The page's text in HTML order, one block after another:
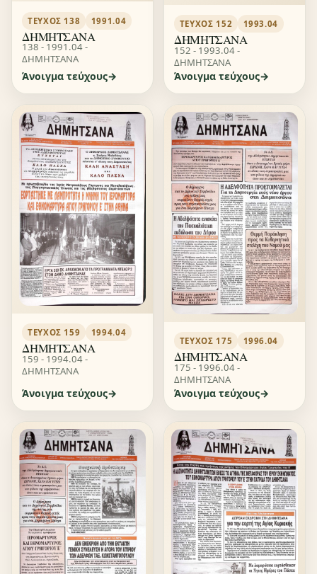
ΤΕΎΧΟΣ 138 1991.04
ΔΗΜΗΤΣΑΝΑ
138 - 1991.04 -
ΔΗΜΗΤΣΑΝΑ
Άνοιγμα τεύχους
ΤΕΎΧΟΣ 152 1993.04
ΔΗΜΗΤΣΑΝΑ
152 - 1993.04 -
ΔΗΜΗΤΣΑΝΑ
Άνοιγμα τεύχους
ΤΕΎΧΟΣ 159 1994.04
ΔΗΜΗΤΣΑΝΑ
159 - 1994.04 -
ΔΗΜΗΤΣΑΝΑ
Άνοιγμα τεύχους
ΤΕΎΧΟΣ 175 1996.04
ΔΗΜΗΤΣΑΝΑ
175 - 1996.04 -
ΔΗΜΗΤΣΑΝΑ
Άνοιγμα τεύχους